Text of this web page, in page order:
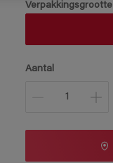
Verpakkingsgrootte
Aantal